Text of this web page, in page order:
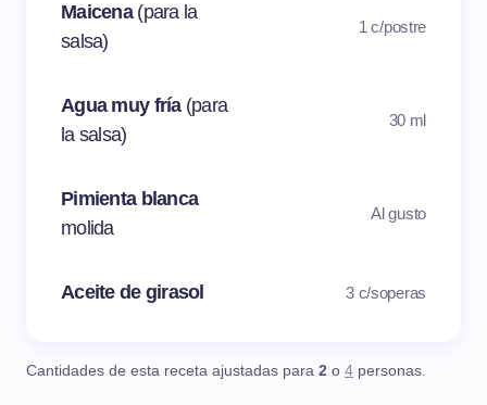
Maicena (para la
salsa)
1 c/postre
Agua muy fría (para
la salsa)
30 ml
Pimienta blanca
molida
Al gusto
Aceite de girasol 3 c/soperas
Cantidades de esta receta ajustadas para 2 o 4 personas.